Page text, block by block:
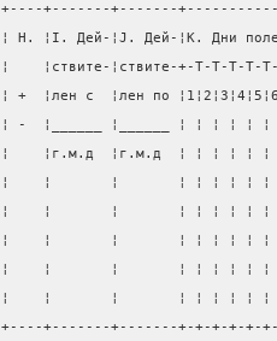
+----+-------+-------
¦ H. ¦I. Дей-¦J. Дей-¦K. Дни
¦    ¦ствите-¦ствите-+-T-T-T-
¦ +  ¦лен с  ¦лен по
¦ -  ¦______ ¦______ ¦ ¦ ¦ ¦
¦    ¦г.м.д  ¦г.м.д  ¦ ¦ ¦ ¦ ¦
¦    ¦       ¦       ¦ ¦ ¦ ¦ ¦ ¦
¦    ¦       ¦       ¦ ¦ ¦ ¦ ¦
¦    ¦       ¦       ¦ ¦ ¦ ¦ ¦
¦    ¦       ¦       ¦ ¦ ¦ ¦ ¦
¦    ¦       ¦       ¦ ¦ ¦ ¦
+----+-------+-------+-+-+-+-